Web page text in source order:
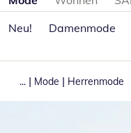
Neu!
Damenmode
... | Mode | Herrenmode